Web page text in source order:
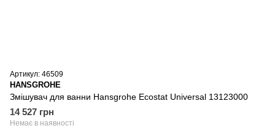
Артикул: 46509
HANSGROHE
Змішувач для ванни Hansgrohe Ecostat Universal 13123000
14 527 грн
Немає в наявності